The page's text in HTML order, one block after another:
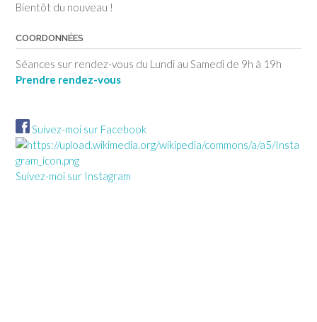
Bientôt du nouveau !
COORDONNÉES
Séances sur rendez-vous du Lundi au Samedi de 9h à 19h
Prendre rendez-vous
Suivez-moi sur Facebook
Suivez-moi sur Instagram